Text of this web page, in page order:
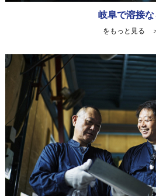
岐阜で溶接な
をもっと見る